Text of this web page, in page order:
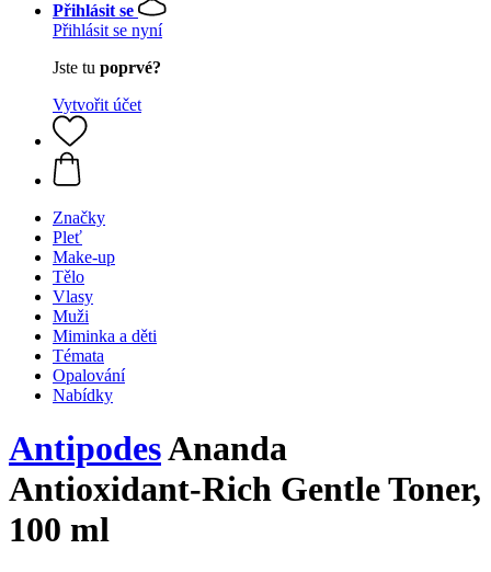
Přihlásit se
Přihlásit se nyní
Jste tu poprvé?
Vytvořit účet
Značky
Pleť
Make-up
Tělo
Vlasy
Muži
Miminka a děti
Témata
Opalování
Nabídky
AntipodesAnanda
Antioxidant-Rich Gentle Toner,
100 ml